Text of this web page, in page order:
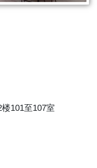
101至107室